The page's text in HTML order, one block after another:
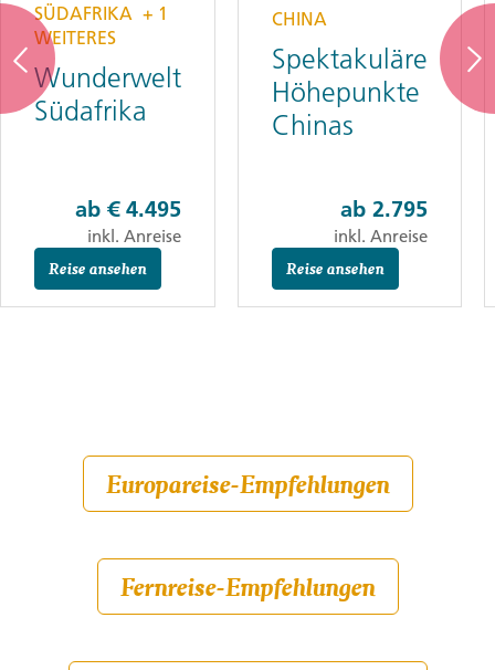
SÜDAFRIKA + 1
WEITERES
Wunderwelt
Südafrika
Reise ansehen
ab € 4.495
inkl. Anreise
CHINA
Spektakuläre
Höhepunkte
Chinas
Reise ansehen
ab 2.795
inkl. Anreise
Europareise-Empfehlungen
Fernreise-Empfehlungen